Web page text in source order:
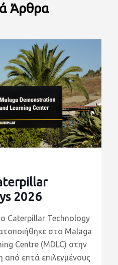
Άρθρα
2026
Caterpillar Technology
στο Malaga
Centre (MDLC) στην
από επτά επιλεγμένους